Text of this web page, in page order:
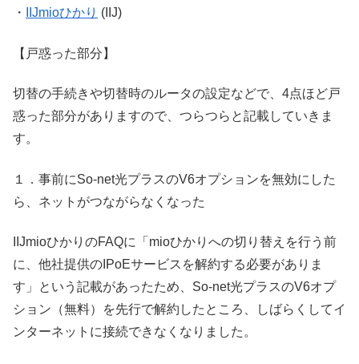
・ IIJmioひかり (IIJ)
【戸惑った部分】
切替の手続きや切替時のルータの設定などで、4点ほど戸
惑った部分がありますので、つらつらと記載していきま
す。
１．事前にSo-net光プラスのV6オプションを無効にした
ら、ネットがつながらなくなった
IIJmioひかりのFAQに「mioひかりへの切り替えを行う前
に、他社提供のIPoEサービスを解約する必要がありま
す」という記載があったため、So-net光プラスのV6オプ
ション（無料）を先行で解約したところ、しばらくしてイ
ンターネットに接続できなくなりました。